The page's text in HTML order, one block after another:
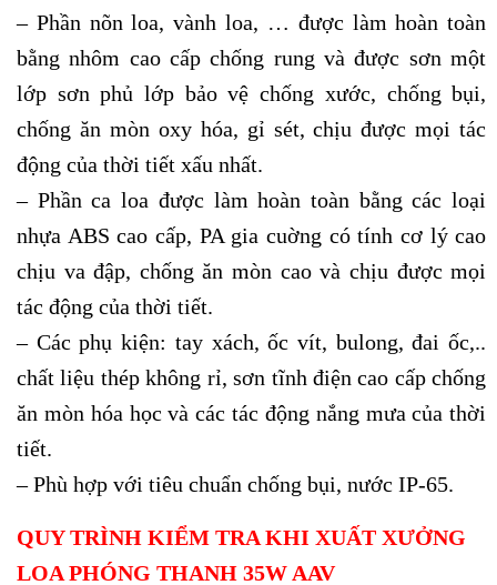
– Phần nõn loa, vành loa, … được làm hoàn toàn
bằng nhôm cao cấp chống rung và được sơn một
lớp sơn phủ lớp bảo vệ chống xước, chống bụi,
chống ăn mòn oxy hóa, gỉ sét, chịu được mọi tác
động của thời tiết xấu nhất.
– Phần ca loa được làm hoàn toàn bằng các loại
nhựa ABS cao cấp, PA gia cuờng có tính cơ lý cao
chịu va đập, chống ăn mòn cao và chịu được mọi
tác động của thời tiết.
– Các phụ kiện: tay xách, ốc vít, bulong, đai ốc,..
chất liệu thép không rỉ, sơn tĩnh điện cao cấp chống
ăn mòn hóa học và các tác động nắng mưa của thời
tiết.
– Phù hợp với tiêu chuẩn chống bụi, nước IP-65.
QUY TRÌNH KIỂM TRA KHI XUẤT XƯỞNG
LOA PHÓNG THANH 35W AAV